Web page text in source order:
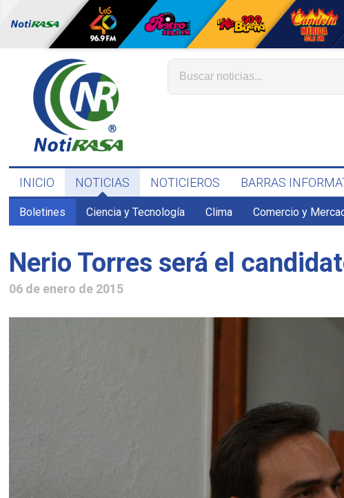
INICIO NOTICIAS NOTICIEROS BARRAS
Boletines Ciencia y Tecnología Clima Comercio y
Nerio Torres será el
06 de enero de 2015